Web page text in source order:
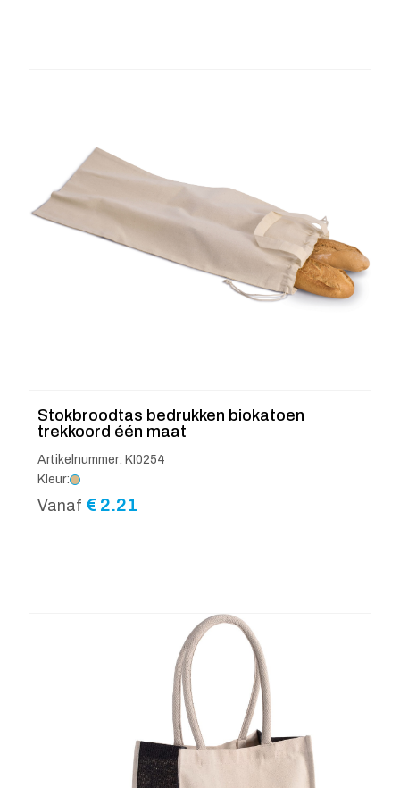
Stokbroodtas bedrukken biokatoen
trekkoord één maat
Artikelnummer: KI0254
Kleur:
Vanaf € 2.21